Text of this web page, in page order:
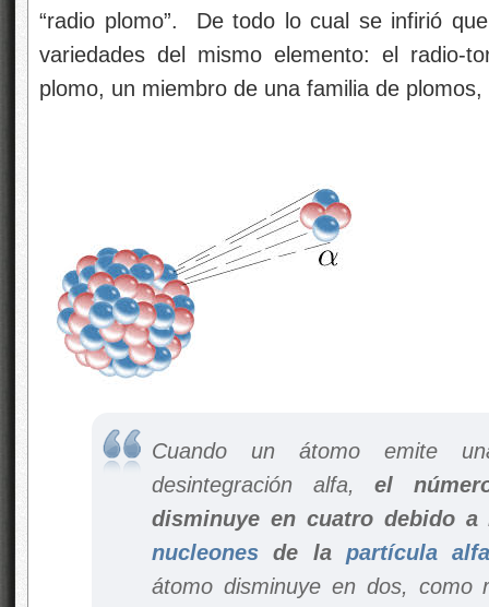
“radio plomo”. De todo lo cual se infirió
variedades del mismo elemento: el radio-
plomo, un miembro de una familia de
Cuando un átomo emite
desintegración alfa,el
disminuye en cuatro debido
nucleones de la partícula alfa
átomo disminuye en dos, como